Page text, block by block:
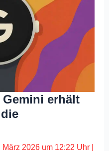
Gemini erhält
März 2026 um 12:22 Uhr